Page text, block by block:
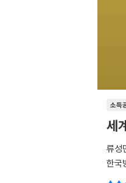
소득
세
류성
한국